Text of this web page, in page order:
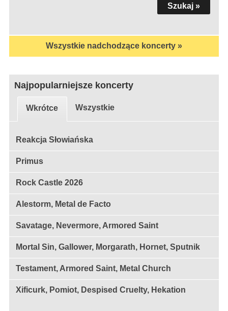
Wszystkie nadchodzące koncerty »
Najpopularniejsze koncerty
Wkrótce Wszystkie
Reakcja Słowiańska
Primus
Rock Castle 2026
Alestorm, Metal de Facto
Savatage, Nevermore, Armored Saint
Mortal Sin, Gallower, Morgarath, Hornet, Sputnik
Testament, Armored Saint, Metal Church
Xificurk, Pomiot, Despised Cruelty, Hekation